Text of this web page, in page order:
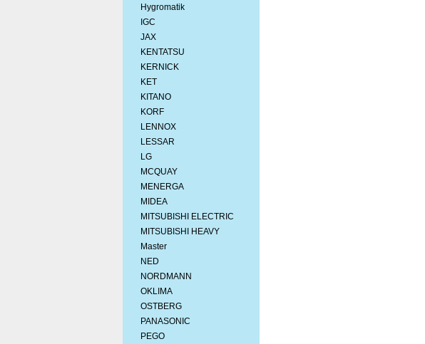
Hygromatik
IGC
JAX
KENTATSU
KERNICK
KET
KITANO
KORF
LENNOX
LESSAR
LG
MCQUAY
MENERGA
MIDEA
MITSUBISHI ELEСTRIC
MITSUBISHI HEAVY
Master
NED
NORDMANN
OKLIMA
OSTBERG
PANASONIC
PEGO